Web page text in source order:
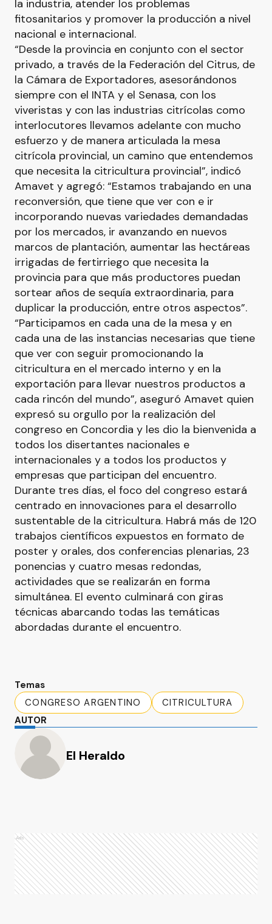
la industria, atender los problemas
fitosanitarios y promover la producción a nivel
nacional e internacional.
“Desde la provincia en conjunto con el sector
privado, a través de la Federación del Citrus, de
la Cámara de Exportadores, asesorándonos
siempre con el INTA y el Senasa, con los
viveristas y con las industrias citrícolas como
interlocutores llevamos adelante con mucho
esfuerzo y de manera articulada la mesa
citrícola provincial, un camino que entendemos
que necesita la citricultura provincial”, indicó
Amavet y agregó: “Estamos trabajando en una
reconversión, que tiene que ver con e ir
incorporando nuevas variedades demandadas
por los mercados, ir avanzando en nuevos
marcos de plantación, aumentar las hectáreas
irrigadas de fertirriego que necesita la
provincia para que más productores puedan
sortear años de sequía extraordinaria, para
duplicar la producción, entre otros aspectos”.
“Participamos en cada una de la mesa y en
cada una de las instancias necesarias que tiene
que ver con seguir promocionando la
citricultura en el mercado interno y en la
exportación para llevar nuestros productos a
cada rincón del mundo”, aseguró Amavet quien
expresó su orgullo por la realización del
congreso en Concordia y les dio la bienvenida a
todos los disertantes nacionales e
internacionales y a todos los productos y
empresas que participan del encuentro.
Durante tres días, el foco del congreso estará
centrado en innovaciones para el desarrollo
sustentable de la citricultura. Habrá más de 120
trabajos científicos expuestos en formato de
poster y orales, dos conferencias plenarias, 23
ponencias y cuatro mesas redondas,
actividades que se realizarán en forma
simultánea. El evento culminará con giras
técnicas abarcando todas las temáticas
abordadas durante el encuentro.
Temas
CONGRESO ARGENTINO
CITRICULTURA
AUTOR
El Heraldo
Ads